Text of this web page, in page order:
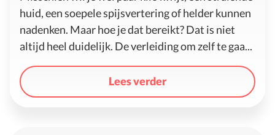
huid, een soepele spijsvertering of helder kunnen
nadenken. Maar hoe je dat bereikt? Dat is niet
altijd heel duidelijk. De verleiding om zelf te gaa...
Lees verder